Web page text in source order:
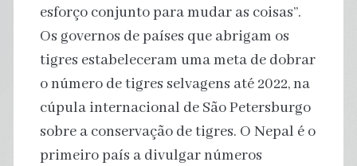
esforço conjunto para mudar as coisas”.
Os governos de países que abrigam os
tigres estabeleceram uma meta de dobrar
o número de tigres selvagens até 2022, na
cúpula internacional de São Petersburgo
sobre a conservação de tigres. O Nepal é o
primeiro país a divulgar números